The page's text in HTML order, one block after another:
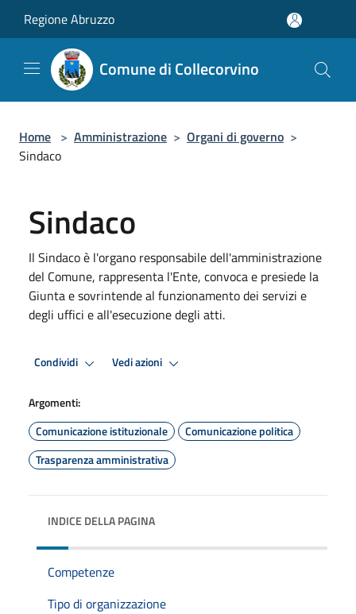
Regione Abruzzo
Comune di Collecorvino
Home > Amministrazione > Organi di governo >
Sindaco
Sindaco
Il Sindaco è l'organo responsabile dell'amministrazione
del Comune, rappresenta l'Ente, convoca e presiede la
Giunta e sovrintende al funzionamento dei servizi e
degli uffici e all'esecuzione degli atti.
Condividi Vedi azioni
Argomenti:
Comunicazione istituzionale
Comunicazione politica
Trasparenza amministrativa
INDICE DELLA PAGINA
Competenze
Tipo di organizzazione